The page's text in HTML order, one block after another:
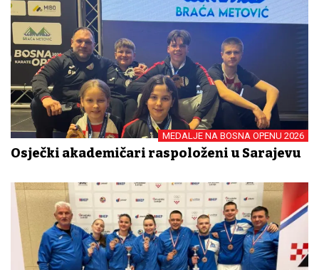
MEDALJE NA BOSNA OPENU 2026
Osječki akademičari raspoloženi u Sarajevu